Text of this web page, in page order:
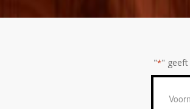
"*" geeft